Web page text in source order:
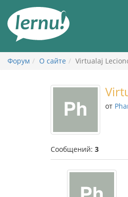
содержанию
Форум О сайте Virtualaj
от
Сообщений: 3